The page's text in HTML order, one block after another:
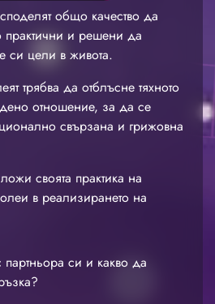
общо качество да
практични и решени да
си цели в живота.
трябва да отблъсне тяхното
отношение, за да се
свързана и грижовна
своята практика на
в реализирането на
си и какво да